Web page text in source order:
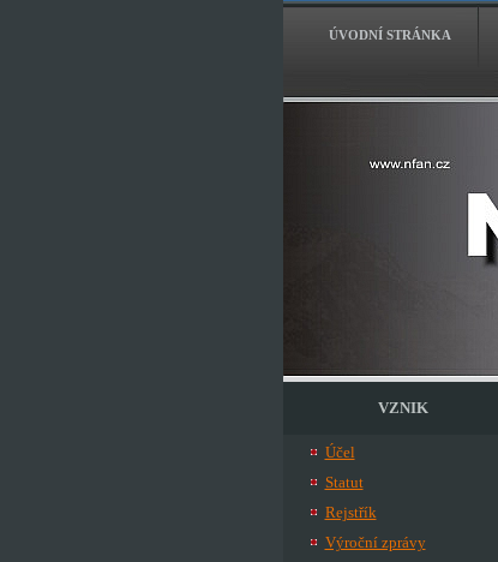
ÚVODNÍ STRÁNKA
VZNIK
Účel
Statut
Rejstřík
Výroční zprávy